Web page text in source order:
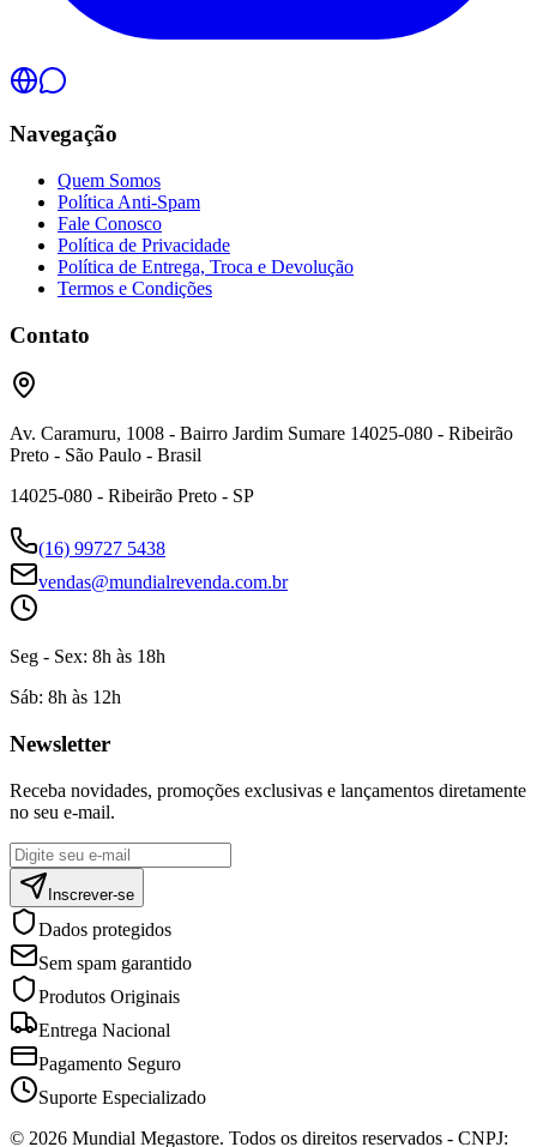
Navegação
Quem Somos
Política Anti-Spam
Fale Conosco
Política de Privacidade
Política de Entrega, Troca e Devolução
Termos e Condições
Contato
Av. Caramuru, 1008 - Bairro Jardim Sumare 14025-080 - Ribeirão
Preto - São Paulo - Brasil
14025-080 - Ribeirão Preto - SP
(16) 99727 5438
vendas@mundialrevenda.com.br
Seg - Sex: 8h às 18h
Sáb: 8h às 12h
Newsletter
Receba novidades, promoções exclusivas e lançamentos diretamente
no seu e-mail.
Inscrever-se
Dados protegidos
Sem spam garantido
Produtos Originais
Entrega Nacional
Pagamento Seguro
Suporte Especializado
© 2026 Mundial Megastore. Todos os direitos reservados - CNPJ: